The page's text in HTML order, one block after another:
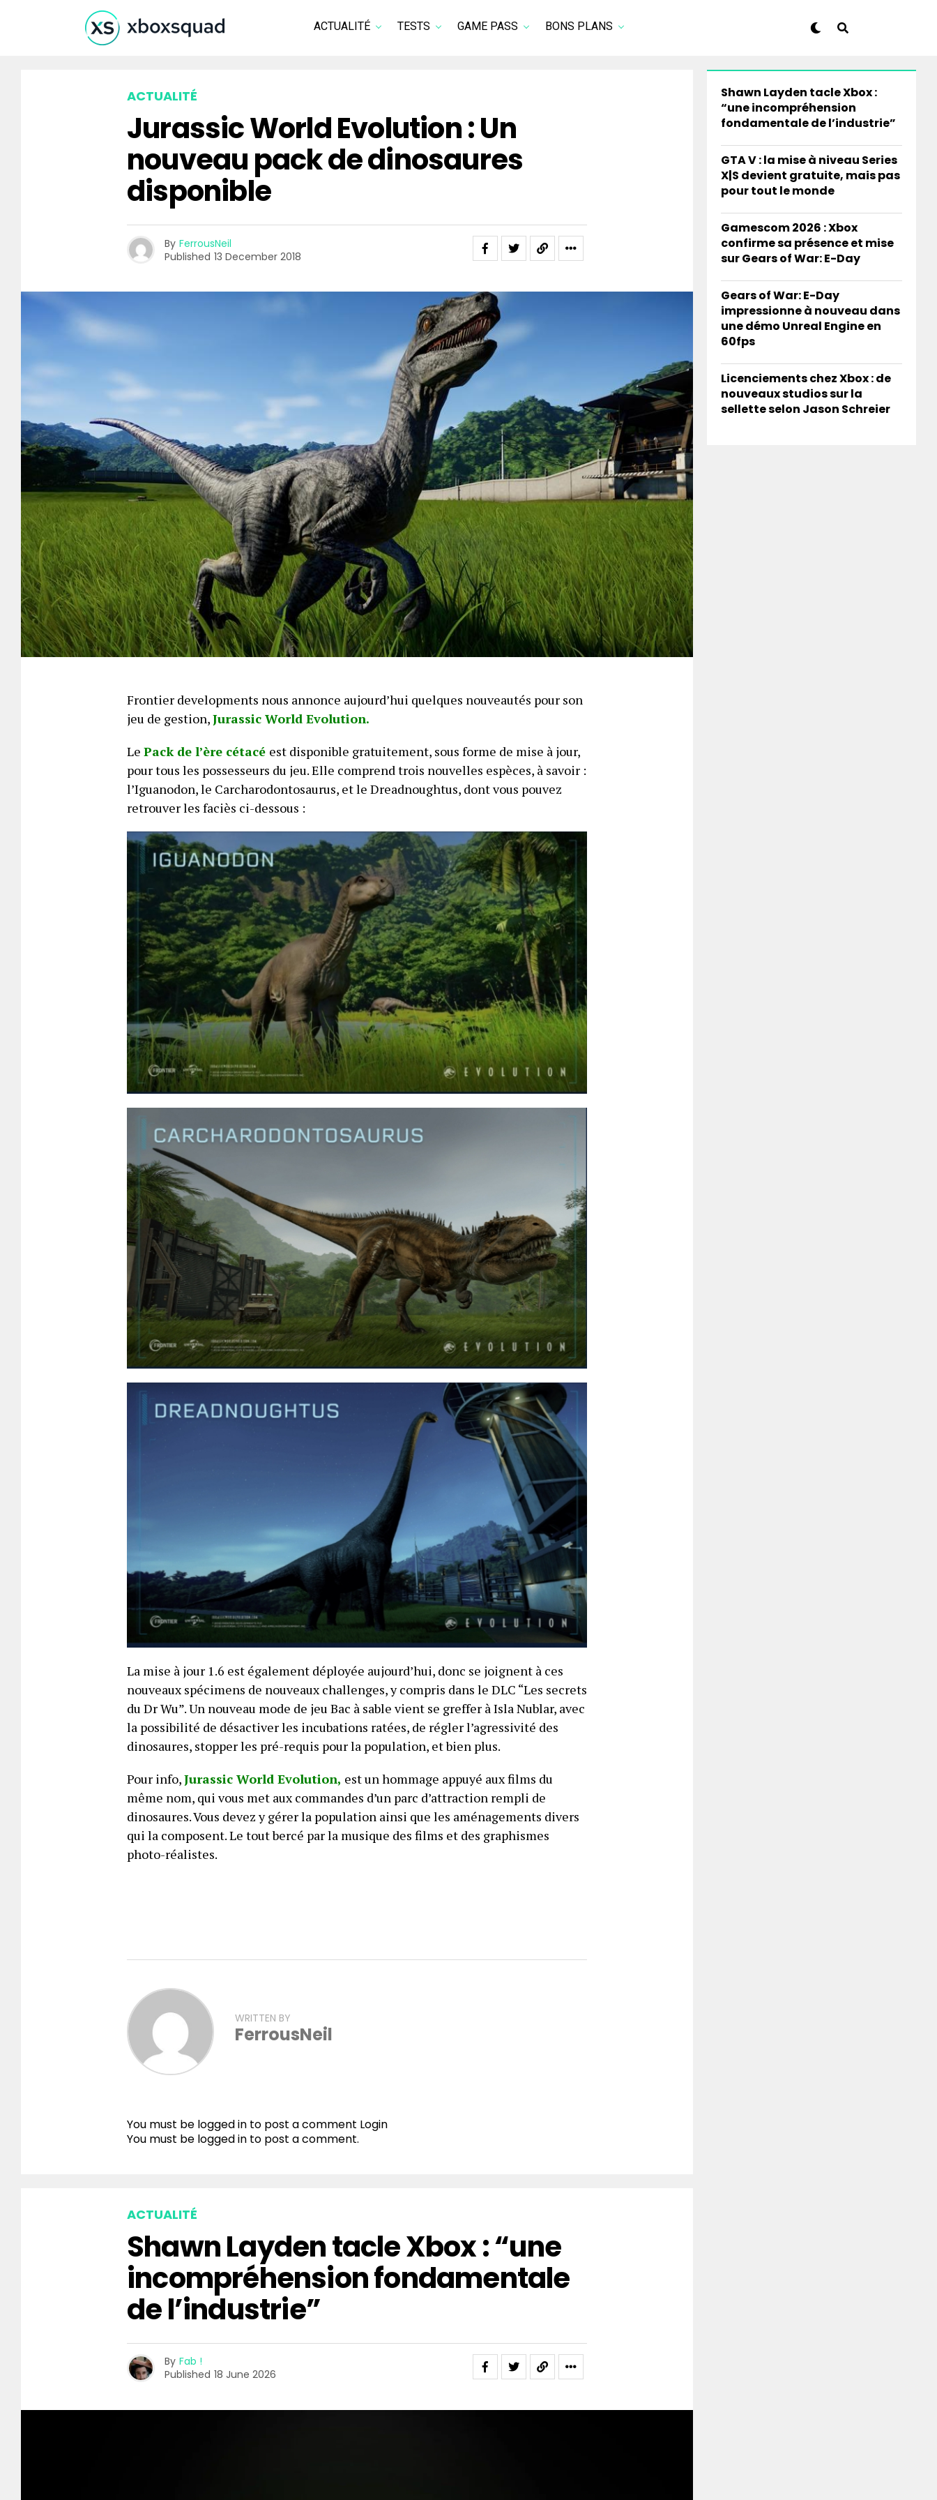
ACTUALITÉ TESTS GAME PASS BONS PLANS
ACTUALITÉ
Jurassic World Evolution : Un
nouveau pack de dinosaures
disponible
By FerrousNeil
Published 13 December 2018
Frontier developments nous annonce aujourd’hui quelques nouveautés pour son
jeu de gestion,Jurassic World Evolution.
Le Pack de l’ère cétacé est disponible gratuitement, sous forme de mise à jour,
pour tous les possesseurs du jeu. Elle comprend trois nouvelles espèces, à savoir :
l’Iguanodon, le Carcharodontosaurus, et le Dreadnoughtus, dont vous pouvez
retrouver les faciès ci-dessous :
La mise à jour 1.6 est également déployée aujourd’hui, donc se joignent à ces
nouveaux spécimens de nouveaux challenges, y compris dans le DLC “Les secrets
du Dr Wu”. Un nouveau mode de jeu Bac à sable vient se greffer à Isla Nublar, avec
la possibilité de désactiver les incubations ratées, de régler l’agressivité des
dinosaures, stopper les pré-requis pour la population, et bien plus.
Pour info,Jurassic World Evolution, est un hommage appuyé aux films du
même nom, qui vous met aux commandes d’un parc d’attraction rempli de
dinosaures. Vous devez y gérer la population ainsi que les aménagements divers
qui la composent. Le tout bercé par la musique des films et des graphismes
photo-réalistes.
WRITTEN BY
FerrousNeil
You must be logged in to post a comment Login
You must be logged in to post a comment.
ACTUALITÉ
Shawn Layden tacle Xbox : “une
incompréhension fondamentale
de l’industrie”
By Fab !
Published 18 June 2026
Shawn Layden tacle Xbox :
“une incompréhension
fondamentale de l’industrie”
GTA V : la mise à niveau Series
X|S devient gratuite, mais pas
pour tout le monde
Gamescom 2026 : Xbox
confirme sa présence et mise
sur Gears of War: E-Day
Gears of War: E-Day
impressionne à nouveau dans
une démo Unreal Engine en
60fps
Licenciements chez Xbox : de
nouveaux studios sur la
sellette selon Jason Schreier